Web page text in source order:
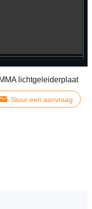
lichtgeleiderplaat
Stuur een aanvraag